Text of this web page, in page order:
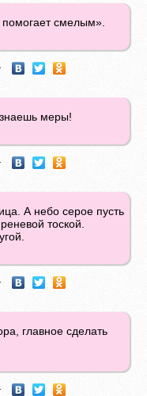
смелым».
меры!
А небо серое пусть
тоской.
главное сделать